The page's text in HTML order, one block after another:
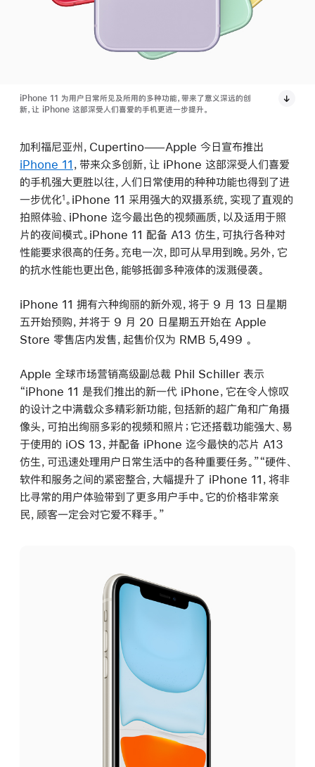
iPhone 11 为用户日常所见及所用的多种功能，带来了意义深远的创
新，让 iPhone 这部深受人们喜爱的手机更进一步提升。
加利福尼亚州，Cupertino——Apple 今日宣布推出
iPhone 11 ，带来众多创新，让 iPhone 这部深受人们喜爱
的手机强大更胜以往，人们日常使用的种种功能也得到了进
一步优化1 。iPhone 11 采用强大的双摄系统，实现了直观的
拍照体验、iPhone 迄今最出色的视频画质，以及适用于照
片的夜间模式。iPhone 11 配备 A13 仿生，可执行各种对
性能要求很高的任务。充电一次，即可从早用到晚。另外，它
的抗水性能也更出色，能够抵御多种液体的泼溅侵袭。
iPhone 11 拥有六种绚丽的新外观，将于 9 月 13 日星期
五开始预购，并将于 9 月 20 日星期五开始在 Apple
Store 零售店内发售，起售价仅为 RMB 5,499 。
Apple 全球市场营销高级副总裁 Phil Schiller 表示
“iPhone 11 是我们推出的新一代 iPhone，它在令人惊叹
的设计之中满载众多精彩新功能，包括新的超广角和广角摄
像头，可拍出绚丽多彩的视频和照片；它还搭载功能强大、易
于使用的 iOS 13，并配备 iPhone 迄今最快的芯片 A13
仿生，可迅速处理用户日常生活中的各种重要任务。”“硬件、
软件和服务之间的紧密整合，大幅提升了 iPhone 11，将非
比寻常的用户体验带到了更多用户手中。它的价格非常亲
民，顾客一定会对它爱不释手。”